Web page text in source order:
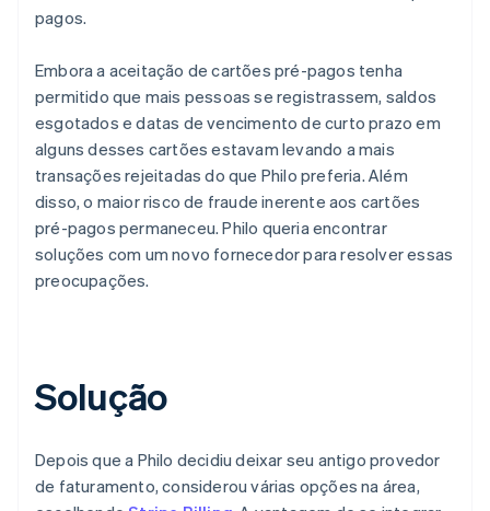
pagos.
Embora a aceitação de cartões pré-pagos tenha
permitido que mais pessoas se registrassem, saldos
esgotados e datas de vencimento de curto prazo em
alguns desses cartões estavam levando a mais
transações rejeitadas do que Philo preferia. Além
disso, o maior risco de fraude inerente aos cartões
pré-pagos permaneceu. Philo queria encontrar
soluções com um novo fornecedor para resolver essas
preocupações.
Solução
Depois que a Philo decidiu deixar seu antigo provedor
de faturamento, considerou várias opções na área,